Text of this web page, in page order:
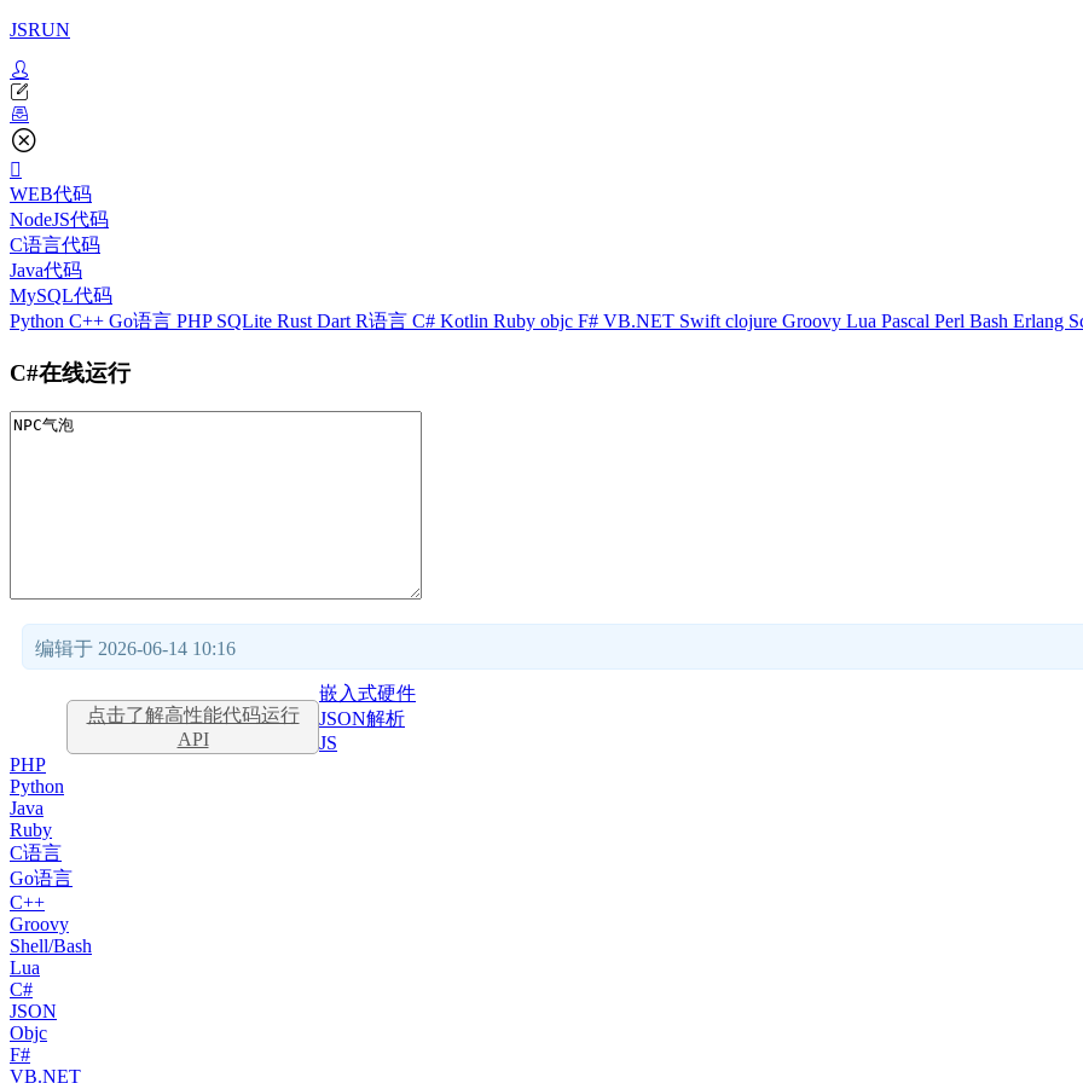
JSRUN
WEB代码
NodeJS代码
C语言代码
Java代码
MySQL代码
Python C++ Go语言 PHP SQLite Rust Dart R语言 C# Kotlin Ruby objc F# VB.NET Swift clojure Groovy Lua Pascal Perl Bash Erlang
C#在线运行
编辑于 2026-06-14 10:16
点击了解高性能代码运行
API
嵌入式硬件
JSON解析
JS
PHP
Python
Java
Ruby
C语言
Go语言
C++
Groovy
Shell/Bash
Lua
C#
JSON
Objc
F#
VB.NET